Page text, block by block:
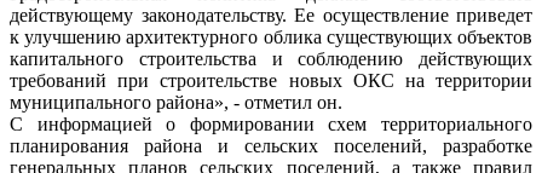
действующему законодательству. Ее осуществление приведет
к улучшению архитектурного облика существующих объектов
капитального строительства и соблюдению действующих
требований при строительстве новых ОКС на территории
муниципального района», - отметил он.
С информацией о формировании схем территориального
планирования района и сельских поселений, разработке
генеральных планов сельских поселений, а также правил